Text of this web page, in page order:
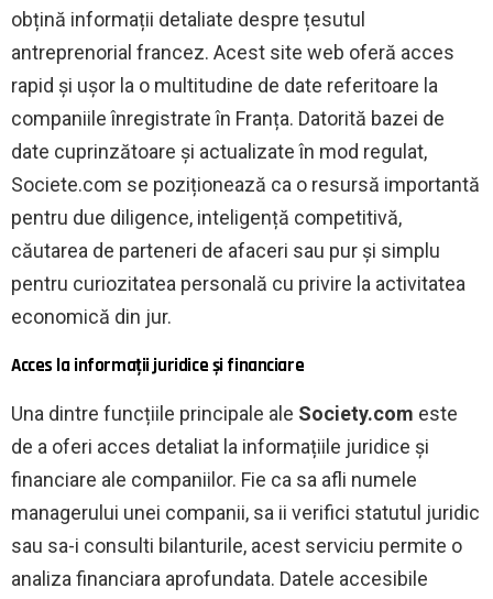
obțină informații detaliate despre țesutul
antreprenorial francez. Acest site web oferă acces
rapid și ușor la o multitudine de date referitoare la
companiile înregistrate în Franța. Datorită bazei de
date cuprinzătoare și actualizate în mod regulat,
Societe.com se poziționează ca o resursă importantă
pentru due diligence, inteligență competitivă,
căutarea de parteneri de afaceri sau pur și simplu
pentru curiozitatea personală cu privire la activitatea
economică din jur.
Acces la informații juridice și financiare
Una dintre funcțiile principale ale Society.com este
de a oferi acces detaliat la informațiile juridice și
financiare ale companiilor. Fie ca sa afli numele
managerului unei companii, sa ii verifici statutul juridic
sau sa-i consulti bilanturile, acest serviciu permite o
analiza financiara aprofundata. Datele accesibile